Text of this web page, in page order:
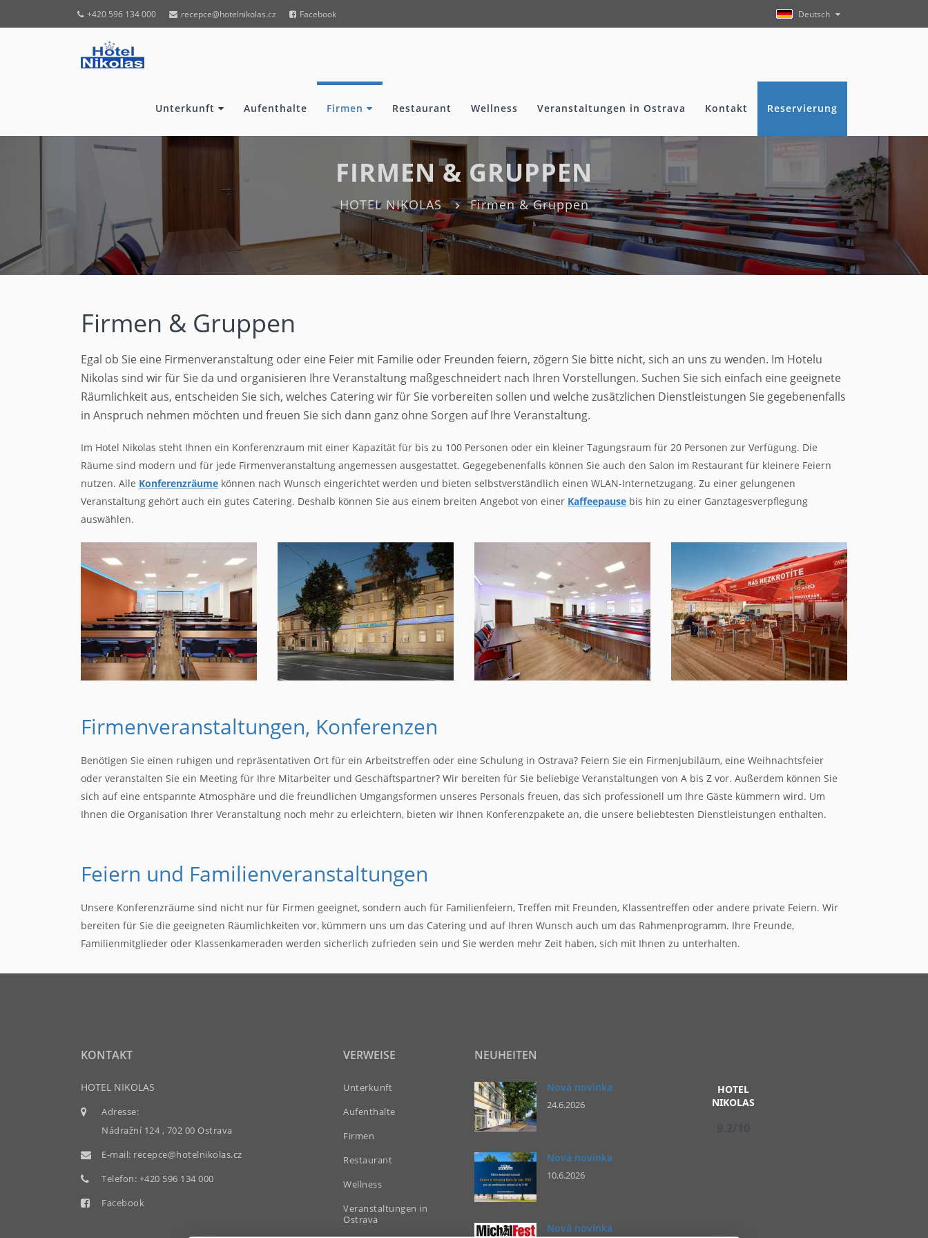
+420 596 134 000 recepce@hotelnikolas.cz Facebook Deutsch
Unterkunft Aufenthalte Firmen Restaurant Wellness Veranstaltungen in Ostrava Kontakt Reservierung
FIRMEN & GRUPPEN
HOTEL NIKOLAS Firmen & Gruppen
Firmen & Gruppen
Egal ob Sie eine Firmenveranstaltung oder eine Feier mit Familie oder Freunden feiern, zögern Sie bitte nicht, sich an uns zu wenden. Im Hotelu
Nikolas sind wir für Sie da und organisieren Ihre Veranstaltung maßgeschneidert nach Ihren Vorstellungen. Suchen Sie sich einfach eine geeignete
Räumlichkeit aus, entscheiden Sie sich, welches Catering wir für Sie vorbereiten sollen und welche zusätzlichen Dienstleistungen Sie gegebenenfalls
in Anspruch nehmen möchten und freuen Sie sich dann ganz ohne Sorgen auf Ihre Veranstaltung.
Im Hotel Nikolas steht Ihnen ein Konferenzraum mit einer Kapazität für bis zu 100 Personen oder ein kleiner Tagungsraum für 20 Personen zur Verfügung. Die
Räume sind modern und für jede Firmenveranstaltung angemessen ausgestattet. Gegegebenenfalls können Sie auch den Salon im Restaurant für kleinere Feiern
nutzen. Alle Konferenzräume können nach Wunsch eingerichtet werden und bieten selbstverständlich einen WLAN-Internetzugang. Zu einer gelungenen
Veranstaltung gehört auch ein gutes Catering. Deshalb können Sie aus einem breiten Angebot von einer Kaffeepause bis hin zu einer Ganztagesverpflegung
auswählen.
Firmenveranstaltungen, Konferenzen
Benötigen Sie einen ruhigen und repräsentativen Ort für ein Arbeitstreffen oder eine Schulung in Ostrava? Feiern Sie ein Firmenjubiläum, eine Weihnachtsfeier
oder veranstalten Sie ein Meeting für Ihre Mitarbeiter und Geschäftspartner? Wir bereiten für Sie beliebige Veranstaltungen von A bis Z vor. Außerdem können Sie
sich auf eine entspannte Atmosphäre und die freundlichen Umgangsformen unseres Personals freuen, das sich professionell um Ihre Gäste kümmern wird. Um
Ihnen die Organisation Ihrer Veranstaltung noch mehr zu erleichtern, bieten wir Ihnen Konferenzpakete an, die unsere beliebtesten Dienstleistungen enthalten.
Feiern und Familienveranstaltungen
Unsere Konferenzräume sind nicht nur für Firmen geeignet, sondern auch für Familienfeiern, Treffen mit Freunden, Klassentreffen oder andere private Feiern. Wir
bereiten für Sie die geeigneten Räumlichkeiten vor, kümmern uns um das Catering und auf Ihren Wunsch auch um das Rahmenprogramm. Ihre Freunde,
Familienmitglieder oder Klassenkameraden werden sicherlich zufrieden sein und Sie werden mehr Zeit haben, sich mit Ihnen zu unterhalten.
KONTAKT
HOTEL NIKOLAS
Adresse:
Nádražní 124 , 702 00 Ostrava
E-mail: recepce@hotelnikolas.cz
Telefon: +420 596 134 000
Facebook
VERWEISE
Unterkunft
Aufenthalte
Firmen
Restaurant
Wellness
Veranstaltungen in
Ostrava
NEUHEITEN
Nová novinka
24.6.2026
Nová novinka
10.6.2026
Nová novinka
HOTEL
NIKOLAS